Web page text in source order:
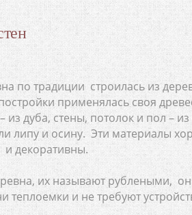
по традиции строилась из
применялась своя
из дуба, стены, потолок и пол –
липу и осину. Эти материалы
декоративны.
их называют рублеными,
теплоемки и не требуют